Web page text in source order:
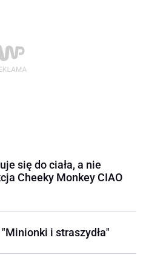
się do ciała, a nie
Cheeky Monkey CIAO
i straszydła"